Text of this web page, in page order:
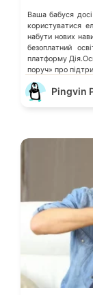
Ваша бабуся
користуватися
набути нових
безоплатний
платформу
поруч» про
віку
Pingvin